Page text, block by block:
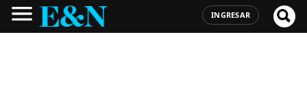
INGRESAR